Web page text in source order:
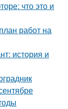
что это и
работ на
история и